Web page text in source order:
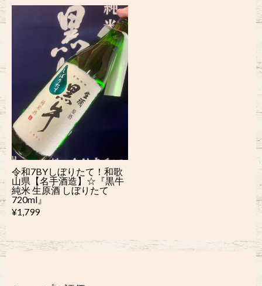
令和7BYしぼりたて！和歌
山県【名手酒造】☆『黒牛
純米 生原酒 しぼりたて
720ml』
¥1,799